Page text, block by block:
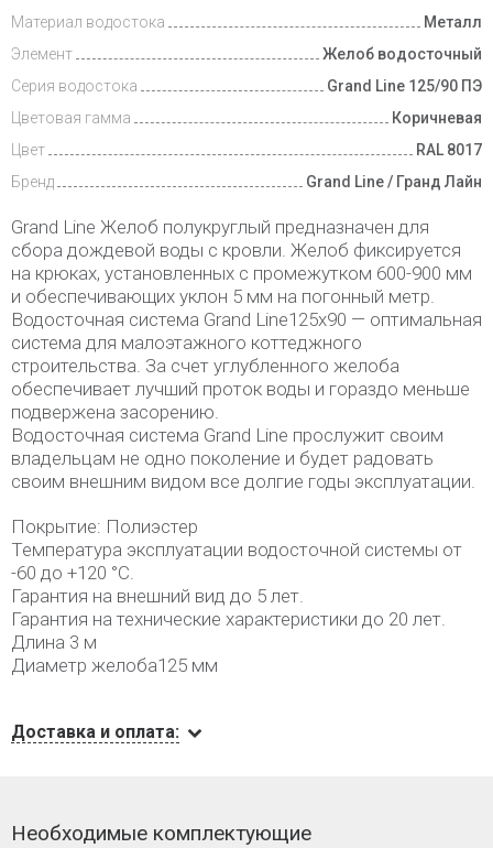
Материал водостока
Металл
Элемент
Желоб водосточный
Серия водостока
Grand Line 125/90 ПЭ
Цветовая гамма
Коричневая
Цвет
RAL 8017
Бренд
Grand Line / Гранд Лайн
Grand Line Желоб полукруглый предназначен для
сбора дождевой воды с кровли. Желоб фиксируется
на крюках, установленных с промежутком 600-900 мм
и обеспечивающих уклон 5 мм на погонный метр.
Водосточная система Grand Line125х90 — оптимальная
система для малоэтажного коттеджного
строительства. За счет углубленного желоба
обеспечивает лучший проток воды и гораздо меньше
подвержена засорению.
Водосточная система Grand Line прослужит своим
владельцам не одно поколение и будет радовать
своим внешним видом все долгие годы эксплуатации.
Покрытие: Полиэстер
Температура эксплуатации водосточной системы от
-60 до +120 °C.
Гарантия на внешний вид до 5 лет.
Гарантия на технические характеристики до 20 лет.
Длина 3 м
Диаметр желоба125 мм
Доставка и оплата:
Необходимые комплектующие